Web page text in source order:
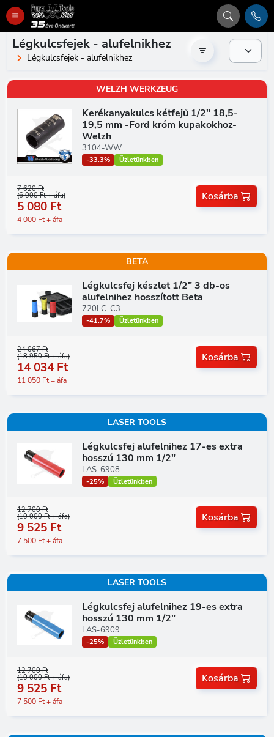
Légkulcsfejek - alufelnikhez
Légkulcsfejek - alufelnikhez
WELZH WERKZEUG
Kerékanyakulcs kétfejű 1/2" 18,5-
19,5 mm -Ford króm kupakokhoz-
Welzh
3104-WW
-33.3% Üzletünkben
7 620 Ft
(6 000 Ft + áfa)
5 080 Ft
4 000 Ft + áfa
Kosárba
BETA
Légkulcsfej készlet 1/2" 3 db-os
alufelnihez hosszított Beta
720LC-C3
-41.7% Üzletünkben
24 067 Ft
(18 950 Ft + áfa)
14 034 Ft
11 050 Ft + áfa
Kosárba
LASER TOOLS
Légkulcsfej alufelnihez 17-es extra
hosszú 130 mm 1/2"
LAS-6908
-25% Üzletünkben
12 700 Ft
(10 000 Ft + áfa)
9 525 Ft
7 500 Ft + áfa
Kosárba
LASER TOOLS
Légkulcsfej alufelnihez 19-es extra
hosszú 130 mm 1/2"
LAS-6909
-25% Üzletünkben
12 700 Ft
(10 000 Ft + áfa)
9 525 Ft
7 500 Ft + áfa
Kosárba